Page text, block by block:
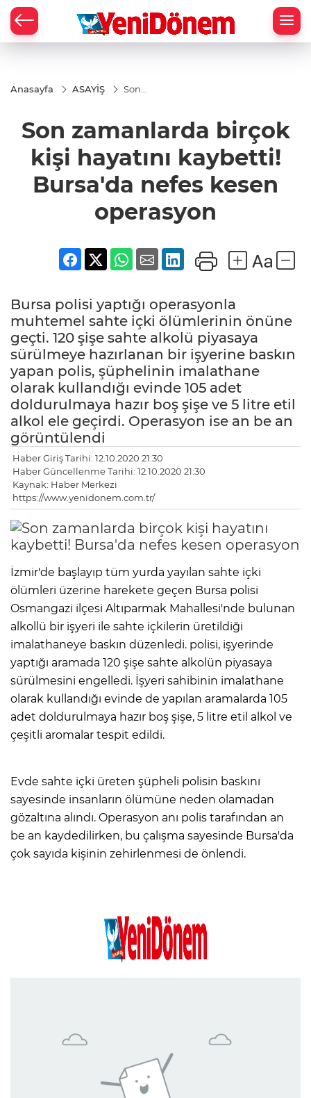
Anasayfa ASAYİŞ
Son
hayatını
kaybetti!
nefes kesen
operasyon
Son zamanlarda birçok
kişi hayatını kaybetti!
Bursa'da nefes kesen
operasyon
Bursa polisi yaptığı operasyonla
muhtemel sahte içki ölümlerinin önüne
geçti. 120 şişe sahte alkolü piyasaya
sürülmeye hazırlanan bir işyerine baskın
yapan polis, şüphelinin imalathane
olarak kullandığı evinde 105 adet
doldurulmaya hazır boş şişe ve 5 litre etil
alkol ele geçirdi. Operasyon ise an be an
görüntülendi
Haber Giriş Tarihi: 12.10.2020 21:30
Haber Güncellenme Tarihi: 12.10.2020 21:30
Kaynak: Haber Merkezi
https://www.yenidonem.com.tr/
İzmir'de başlayıp tüm yurda yayılan sahte içki
ölümleri üzerine harekete geçen Bursa polisi
Osmangazi ilçesi Altıparmak Mahallesi'nde bulunan
alkollü bir işyeri ile sahte içkilerin üretildiği
imalathaneye baskın düzenledi. polisi, işyerinde
yaptığı aramada 120 şişe sahte alkolün piyasaya
sürülmesini engelledi. İşyeri sahibinin imalathane
olarak kullandığı evinde de yapılan aramalarda 105
adet doldurulmaya hazır boş şişe, 5 litre etil alkol ve
çeşitli aromalar tespit edildi.
Evde sahte içki üreten şüpheli polisin baskını
sayesinde insanların ölümüne neden olamadan
gözaltına alındı. Operasyon anı polis tarafından an
be an kaydedilirken, bu çalışma sayesinde Bursa'da
çok sayıda kişinin zehirlenmesi de önlendi.